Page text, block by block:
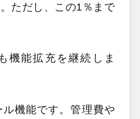
ただし、この1％まで
機能拡充を継続しま
機能です。管理費や